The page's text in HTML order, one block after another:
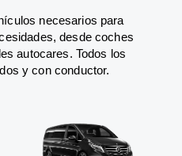
necesarios para
desde coches
autocares. Todos los
y con conductor.